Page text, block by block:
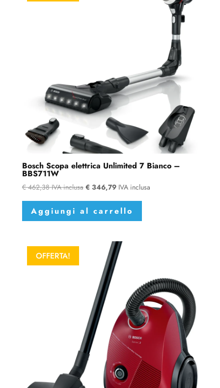
Bosch Scopa elettrica Unlimited 7 Bianco –
BBS711W
€462,38 IVA inclusa € 346,79 IVA inclusa
Aggiungi al carrello
OFFERTA!